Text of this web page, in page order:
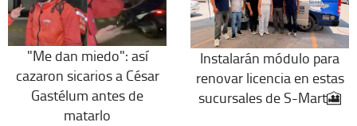
"Me dan miedo": así
cazaron sicarios a César
Gastélum antes de
matarlo
Instalarán módulo para
renovar licencia en estas
sucursales de S-Mart🎦